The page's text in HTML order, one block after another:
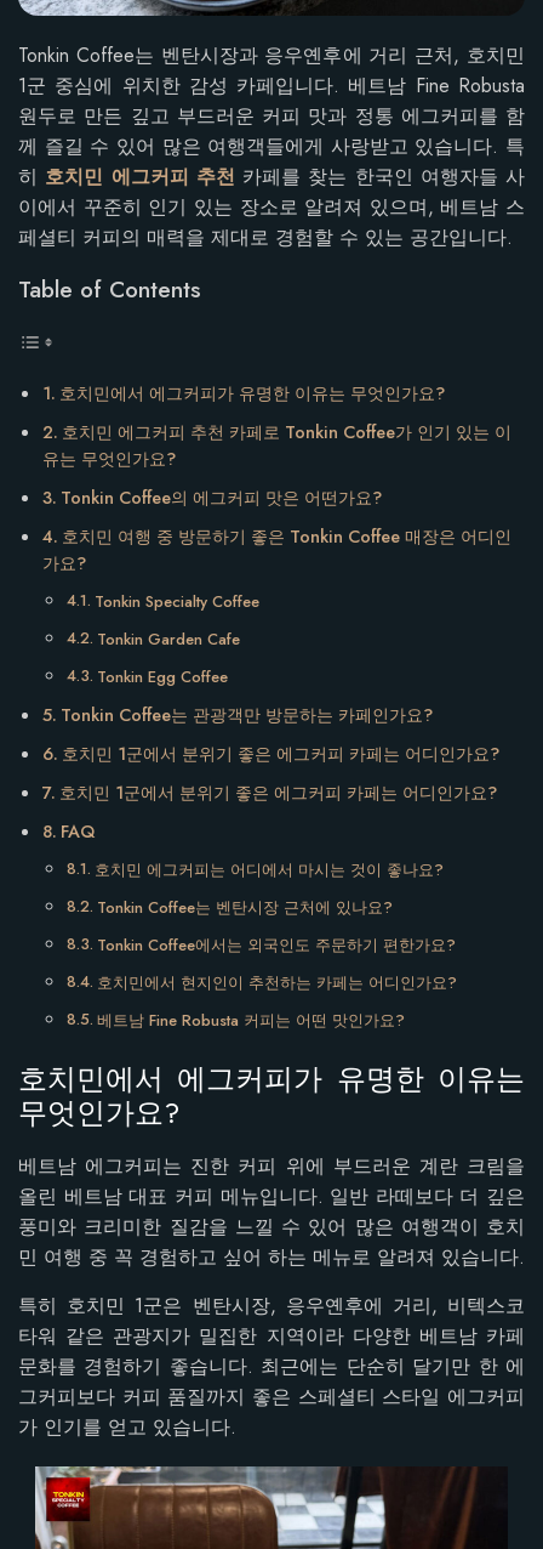
Tonkin Coffee는 벤탄시장과 응우옌후에 거리 근처, 호치민
1군 중심에 위치한 감성 카페입니다. 베트남 Fine Robusta
원두로 만든 깊고 부드러운 커피 맛과 정통 에그커피를 함
께 즐길 수 있어 많은 여행객들에게 사랑받고 있습니다. 특
히 호치민 에그커피 추천 카페를 찾는 한국인 여행자들 사
이에서 꾸준히 인기 있는 장소로 알려져 있으며, 베트남 스
페셜티 커피의 매력을 제대로 경험할 수 있는 공간입니다.
Table of Contents
호치민에서 에그커피가 유명한 이유는 무엇인가요?
호치민 에그커피 추천 카페로 Tonkin Coffee가 인기 있는 이
유는 무엇인가요?
Tonkin Coffee의 에그커피 맛은 어떤가요?
호치민 여행 중 방문하기 좋은 Tonkin Coffee 매장은 어디인
가요?
Tonkin Specialty Coffee
Tonkin Garden Cafe
Tonkin Egg Coffee
Tonkin Coffee는 관광객만 방문하는 카페인가요?
호치민 1군에서 분위기 좋은 에그커피 카페는 어디인가요?
호치민 1군에서 분위기 좋은 에그커피 카페는 어디인가요?
FAQ
호치민 에그커피는 어디에서 마시는 것이 좋나요?
Tonkin Coffee는 벤탄시장 근처에 있나요?
Tonkin Coffee에서는 외국인도 주문하기 편한가요?
호치민에서 현지인이 추천하는 카페는 어디인가요?
베트남 Fine Robusta 커피는 어떤 맛인가요?
호치민에서 에그커피가 유명한 이유는
무엇인가요?
베트남 에그커피는 진한 커피 위에 부드러운 계란 크림을
올린 베트남 대표 커피 메뉴입니다. 일반 라떼보다 더 깊은
풍미와 크리미한 질감을 느낄 수 있어 많은 여행객이 호치
민 여행 중 꼭 경험하고 싶어 하는 메뉴로 알려져 있습니다.
특히 호치민 1군은 벤탄시장, 응우옌후에 거리, 비텍스코
타워 같은 관광지가 밀집한 지역이라 다양한 베트남 카페
문화를 경험하기 좋습니다. 최근에는 단순히 달기만 한 에
그커피보다 커피 품질까지 좋은 스페셜티 스타일 에그커피
가 인기를 얻고 있습니다.